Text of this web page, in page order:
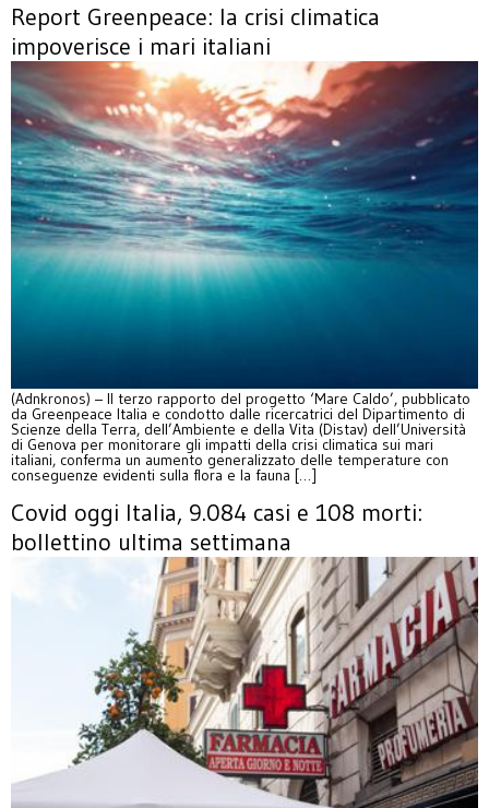
Report Greenpeace: la crisi climatica
impoverisce i mari italiani
(Adnkronos) – Il terzo rapporto del progetto ‘Mare Caldo’, pubblicato
da Greenpeace Italia e condotto dalle ricercatrici del Dipartimento di
Scienze della Terra, dell’Ambiente e della Vita (Distav) dell’Università
di Genova per monitorare gli impatti della crisi climatica sui mari
italiani, conferma un aumento generalizzato delle temperature con
conseguenze evidenti sulla flora e la fauna […]
Covid oggi Italia, 9.084 casi e 108 morti:
bollettino ultima settimana